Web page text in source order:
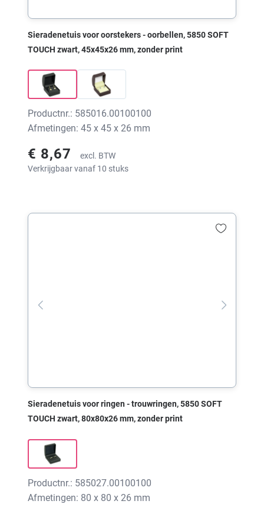
Sieradenetuis voor oorstekers - oorbellen, 5850 SOFT
TOUCH zwart, 45x45x26 mm, zonder print
Productnr.: 585016.00100100
Afmetingen: 45 x 45 x 26 mm
€ 8,67
excl. BTW
Verkrijgbaar vanaf 10 stuks
Sieradenetuis voor ringen - trouwringen, 5850 SOFT
TOUCH zwart, 80x80x26 mm, zonder print
Productnr.: 585027.00100100
Afmetingen: 80 x 80 x 26 mm